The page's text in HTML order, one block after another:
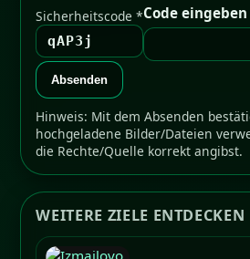
Sicherheitscode *
qAP3j
Code
Absenden
Hinweis: Mit dem Absenden
hochgeladene Bilder/Dateien
die Rechte/Quelle korrekt angibst.
WEITERE ZIELE ENTDECKEN